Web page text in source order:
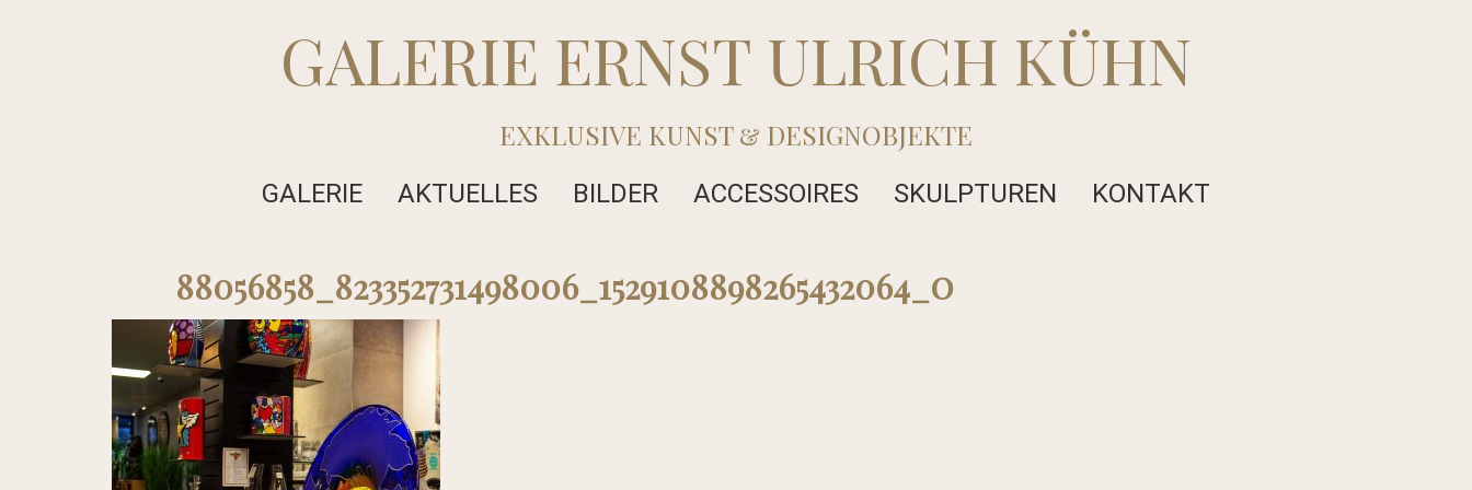
GALERIE ERNST ULRICH KÜHN
EXKLUSIVE KUNST & DESIGNOBJEKTE
GALERIE AKTUELLES BILDER ACCESSOIRES SKULPTUREN KONTAKT
88056858_823352731498006_1529108898265432064_o